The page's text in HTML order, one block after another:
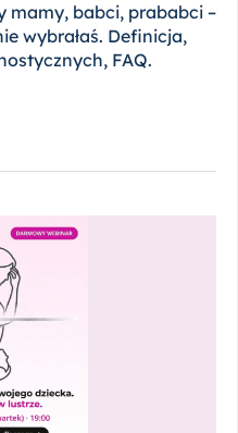
mamy, babci, prababci –
wybrałaś. Definicja,
FAQ.